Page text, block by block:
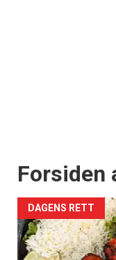
Forsiden
DAGENS RETT